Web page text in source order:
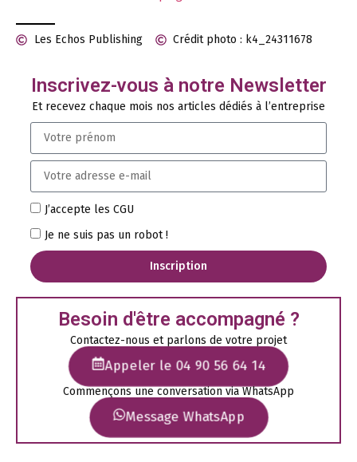
Les Echos Publishing Crédit photo : k4_24311678
Inscrivez-vous à notre Newsletter
Et recevez chaque mois nos articles dédiés à l’entreprise
J’accepte les CGU
Je ne suis pas un robot !
Inscription
Besoin d'être accompagné ?
Contactez-nous et parlons de votre projet
Appeler le 04 90 56 64 14
Commençons une conversation via WhatsApp
Message WhatsApp